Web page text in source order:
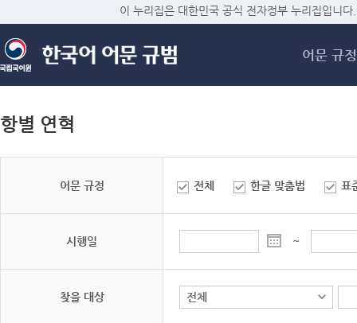
메
이 누리집은 대한민국 공식 전자정부 누리집입니다.
어문 규정
항별 연혁
어문 규정 전체 한글 맞춤법 표
시행일 ~
찾을 대상